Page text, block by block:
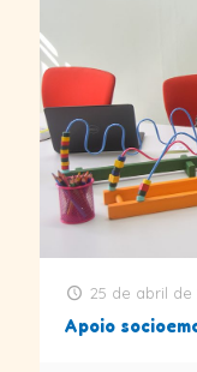
25 de abril de
Apoio